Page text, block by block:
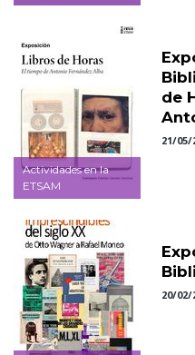
Actividades en la
ETSAM
de
21/05/
20/02/